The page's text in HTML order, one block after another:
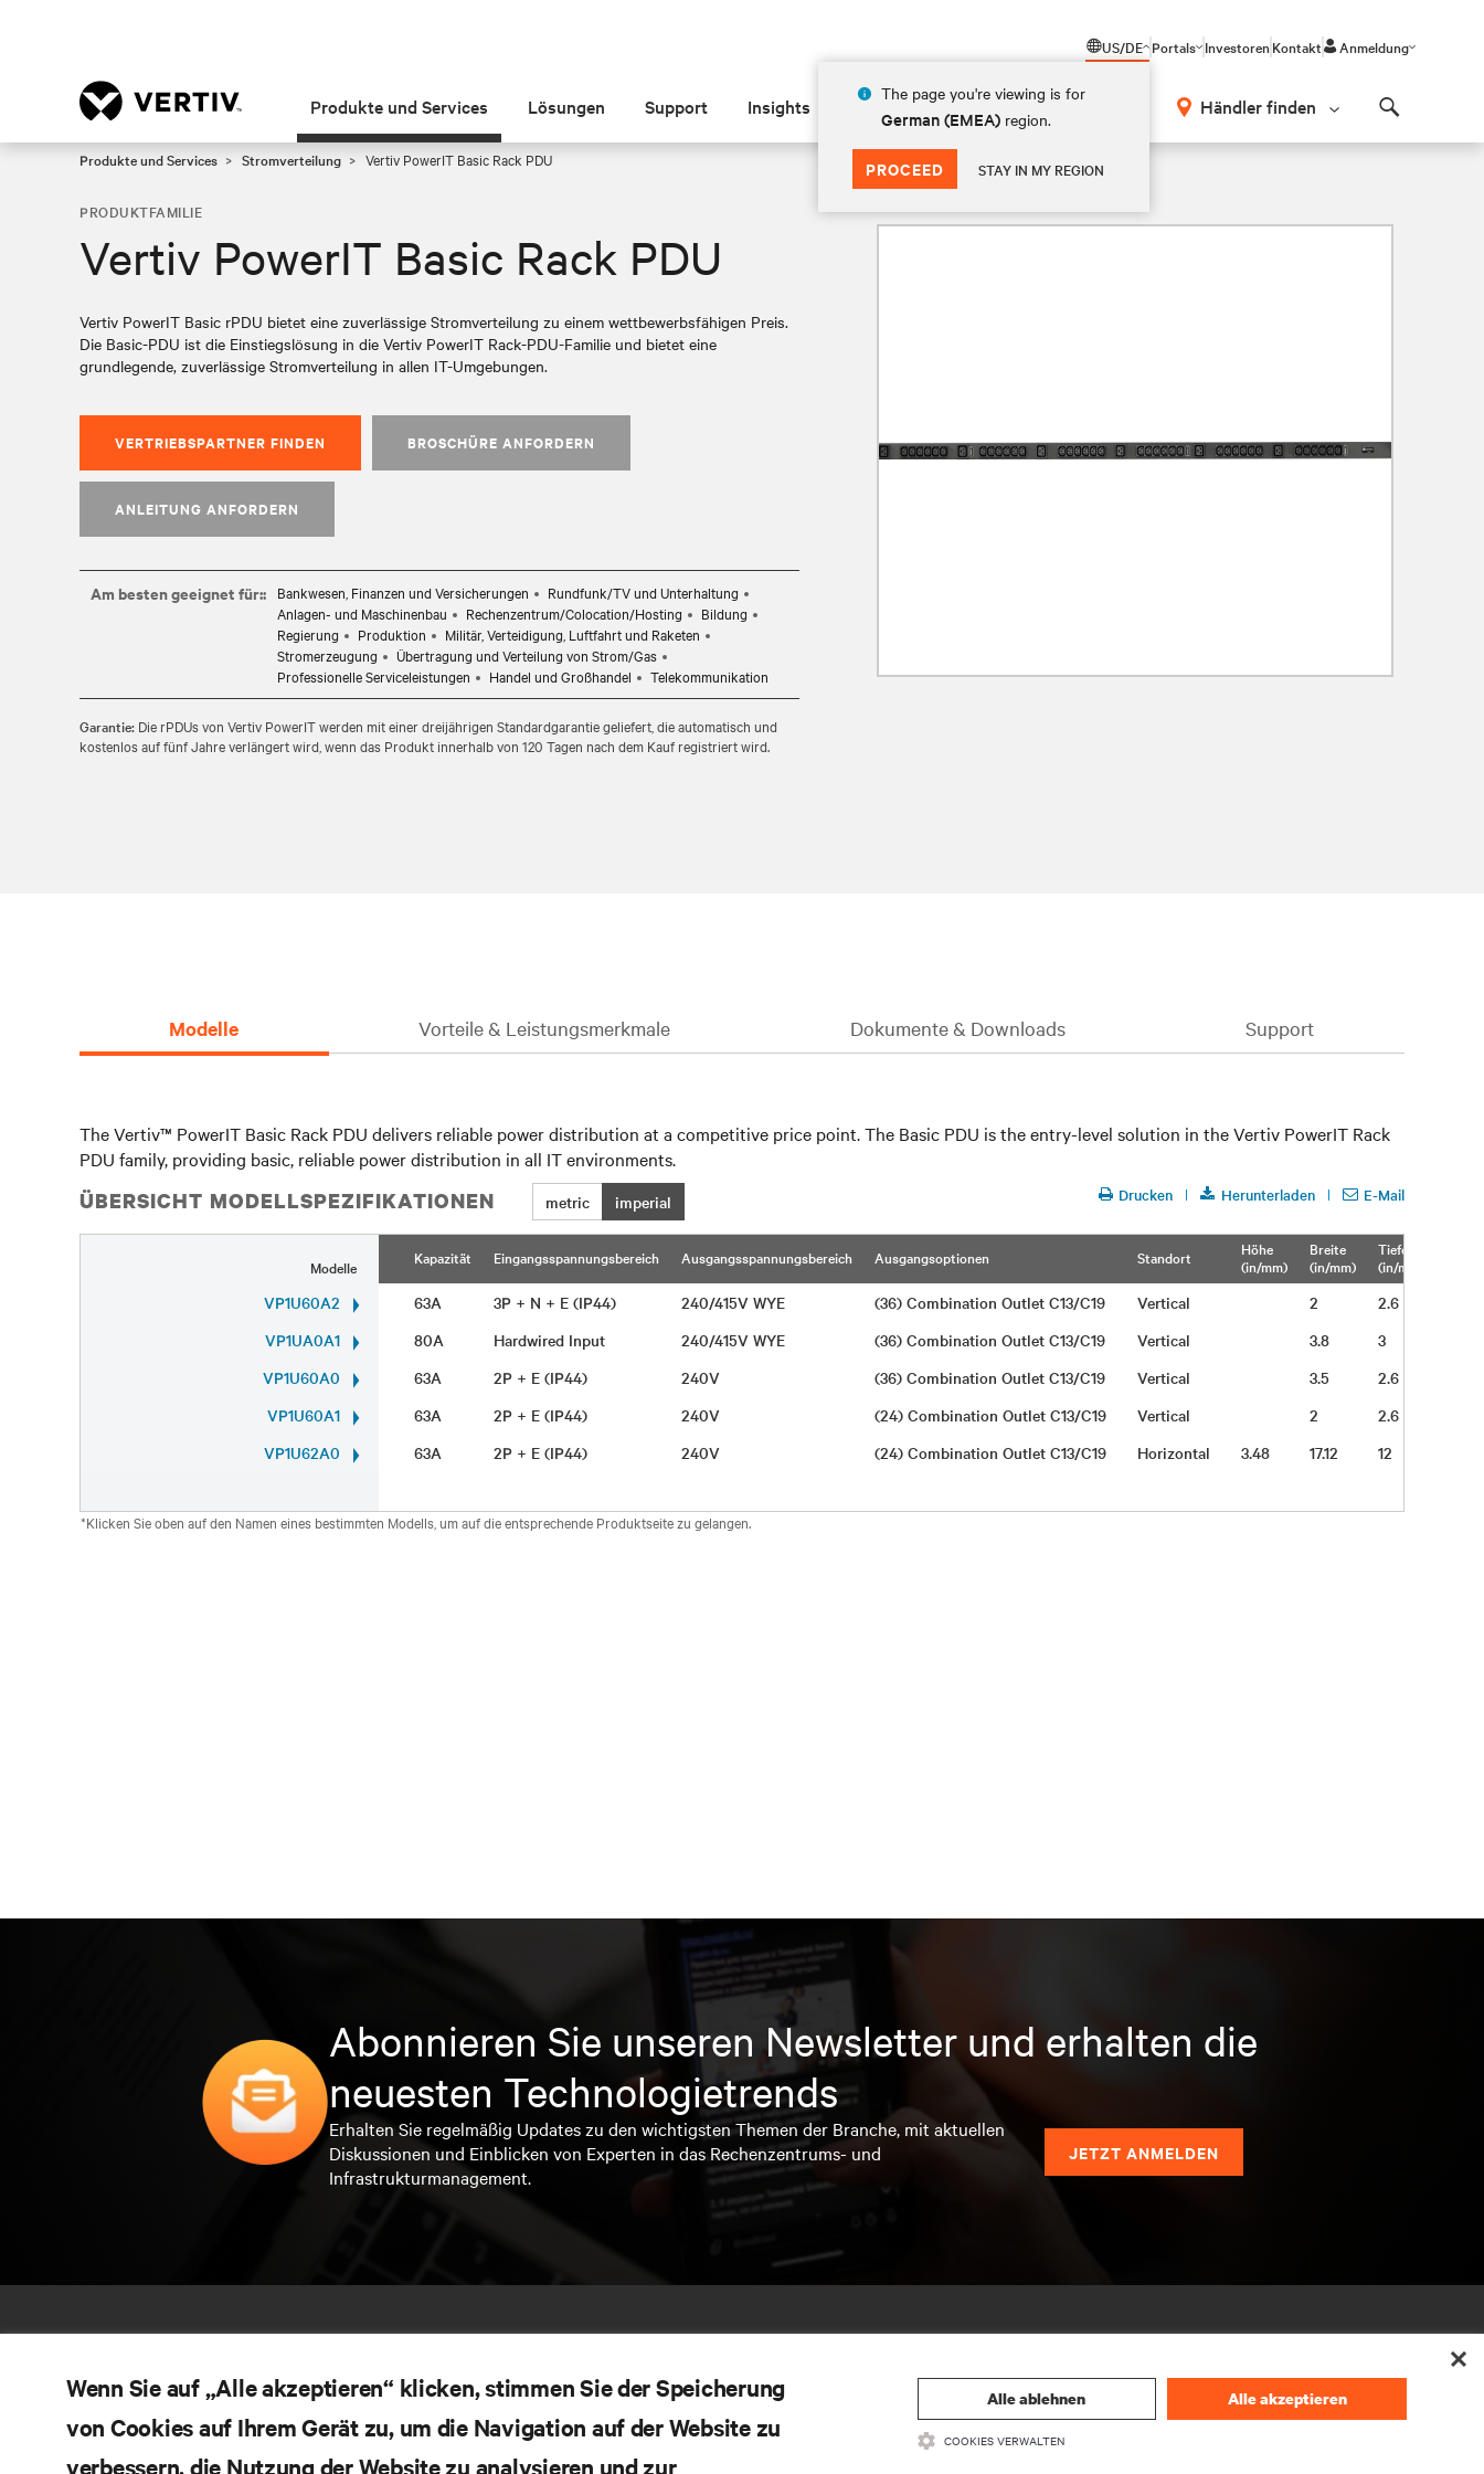
US/DE
The page you're viewing is for
German (EMEA) region.
PROCEED STAY IN MY REGION
Portals InvestorenKontakt Anmeldung
Produkte und Services Lösungen Support Insights Über Vertiv Händler finden
Produkte und Services Stromverteilung Vertiv PowerIT Basic Rack PDU
PRODUKTFAMILIE
Vertiv PowerIT Basic Rack PDU
Vertiv PowerIT Basic rPDU bietet eine zuverlässige Stromverteilung zu einem wettbewerbsfähigen Preis.
Die Basic-PDU ist die Einstiegslösung in die Vertiv PowerIT Rack-PDU-Familie und bietet eine
grundlegende, zuverlässige Stromverteilung in allen IT-Umgebungen.
VERTRIEBSPARTNER FINDEN BROSCHÜRE ANFORDERN
ANLEITUNG ANFORDERN
Am besten geeignet für:: Bankwesen, Finanzen und Versicherungen
Rundfunk/TV und Unterhaltung
Anlagen- und Maschinenbau
Rechenzentrum/Colocation/Hosting
Bildung
Regierung
Produktion
Militär, Verteidigung, Luftfahrt und Raketen
Stromerzeugung
Übertragung und Verteilung von Strom/Gas
Professionelle Serviceleistungen
Handel und Großhandel Telekommunikation
Garantie: Die rPDUs von Vertiv PowerIT werden mit einer dreijährigen Standardgarantie geliefert, die automatisch und
kostenlos auf fünf Jahre verlängert wird, wenn das Produkt innerhalb von 120 Tagen nach dem Kauf registriert wird.
Modelle Vorteile & Leistungsmerkmale Dokumente & Downloads Support
The Vertiv™ PowerIT Basic Rack PDU delivers reliable power distribution at a competitive price point. The Basic PDU is the entry-level solution in the Vertiv PowerIT Rack
PDU family, providing basic, reliable power distribution in all IT environments.
ÜBERSICHT MODELLSPEZIFIKATIONEN metric imperial Drucken Herunterladen E-Mail
Modelle Kapazität Eingangsspannungsbereich Ausgangsspannungsbereich Ausgangsoptionen Standort
Höhe
(in/mm)
Breite
(in/mm)
Tiefe
(in/mm)
VP1U60A2 63A 3P + N + E (IP44) 240/415V WYE (36) Combination Outlet C13/C19 Vertical 2 2.6
VP1UA0A1
80A Hardwired Input 240/415V WYE (36) Combination Outlet C13/C19 Vertical 3.8 3
VP1U60A0
63A 2P + E (IP44) 240V (36) Combination Outlet C13/C19 Vertical 3.5 2.6
VP1U60A1
63A 2P + E (IP44) 240V (24) Combination Outlet C13/C19 Vertical 2 2.6
VP1U62A0
63A 2P + E (IP44) 240V (24) Combination Outlet C13/C19 Horizontal 3.48 17.12 12
*Klicken Sie oben auf den Namen eines bestimmten Modells, um auf die entsprechende Produktseite zu gelangen.
Abonnieren Sie unseren Newsletter und erhalten die
neuesten Technologietrends
Erhalten Sie regelmäßig Updates zu den wichtigsten Themen der Branche, mit aktuellen
Diskussionen und Einblicken von Experten in das Rechenzentrums- und
Infrastrukturmanagement.
JETZT ANMELDEN
Wenn Sie auf „Alle akzeptieren“ klicken, stimmen Sie der Speicherung
von Cookies auf Ihrem Gerät zu, um die Navigation auf der Website zu
verbessern, die Nutzung der Website zu analysieren und zur
Alle ablehnen Alle akzeptieren
COOKIES VERWALTEN